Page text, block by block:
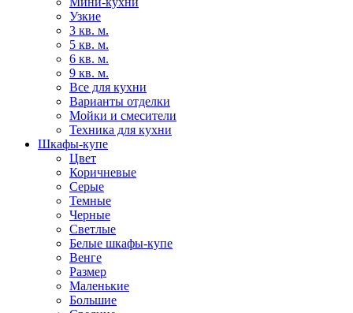
Узкие
3 кв. м.
5 кв. м.
6 кв. м.
9 кв. м.
Все для кухни
Варианты отделки
Мойки и смесители
Техника для кухни
Шкафы-купе
Цвет
Коричневые
Серые
Темные
Черные
Светлые
Белые шкафы-купе
Венге
Размер
Маленькие
Большие